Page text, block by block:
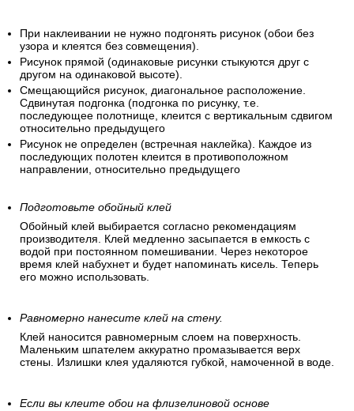
При наклеивании не нужно подгонять рисунок (обои без
узора и клеятся без совмещения).
Рисунок прямой (одинаковые рисунки стыкуются друг с
другом на одинаковой высоте).
Смещающийся рисунок, диагональное расположение.
Сдвинутая подгонка (подгонка по рисунку, т.е.
последующее полотнище, клеится с вертикальным сдвигом
относительно предыдущего
Рисунок не определен (встречная наклейка). Каждое из
последующих полотен клеится в противоположном
направлении, относительно предыдущего
Подготовьте обойный клей
Обойный клей выбирается согласно рекомендациям
производителя. Клей медленно засыпается в емкость с
водой при постоянном помешивании. Через некоторое
время клей набухнет и будет напоминать кисель. Теперь
его можно использовать.
Равномерно нанесите клей на стену.
Клей наносится равномерным слоем на поверхность.
Маленьким шпателем аккуратно промазывается верх
стены. Излишки клея удаляются губкой, намоченной в воде.
Если вы клеите обои на флизелиновой основе